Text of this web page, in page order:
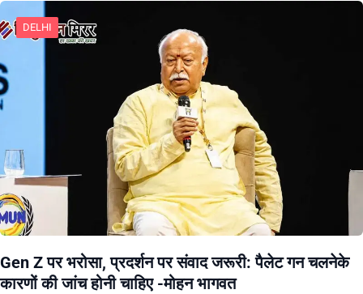
DELHI
Gen Z पर भरोसा, प्रदर्शन पर संवाद जरूरी: पैलेट गन चलनेके
कारणों की जांच होनी चाहिए -मोहन भागवत